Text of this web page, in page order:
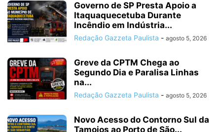
Governo de SP Presta Apoio a
Itaquaquecetuba Durante
Incêndio em Indústria...
Redação Gazzeta Paulista - agosto 5, 2026
Greve da CPTM Chega ao
Segundo Dia e Paralisa Linhas
na...
Redação Gazzeta Paulista - agosto 5, 2026
Novo Acesso do Contorno Sul da
Tamoios ao Porto de São...